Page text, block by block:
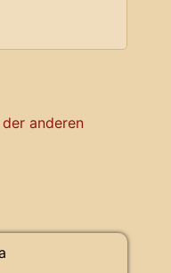
anderen